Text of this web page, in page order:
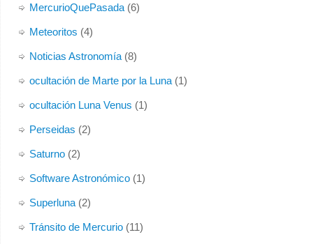
MercurioQuePasada(6)
Meteoritos (4)
Noticias Astronomía(8)
ocultación de Marte por la Luna(1)
ocultación Luna Venus (1)
Perseidas (2)
Saturno(2)
Software Astronómico(1)
Superluna(2)
Tránsito de Mercurio(11)